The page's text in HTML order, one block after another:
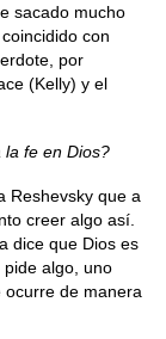
sacado mucho
con
por
(Kelly) y el
fe en Dios?
Reshevsky que a
creer algo así.
dice que Dios es
pide algo, uno
de manera